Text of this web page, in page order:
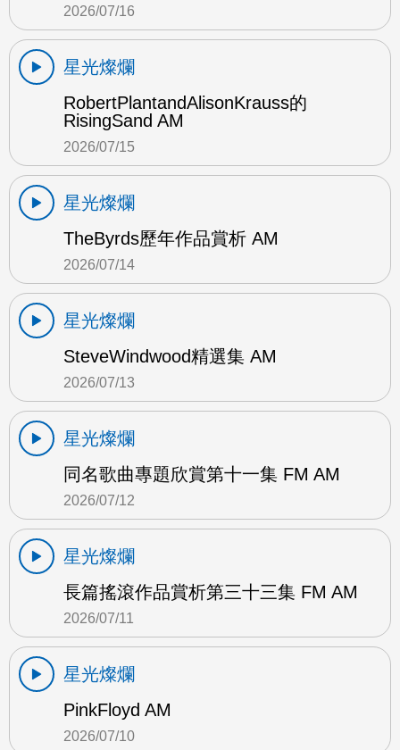
2026/07/16
星光燦爛
RobertPlantandAlisonKrauss的
RisingSand AM
2026/07/15
星光燦爛
TheByrds歷年作品賞析 AM
2026/07/14
星光燦爛
SteveWindwood精選集 AM
2026/07/13
星光燦爛
同名歌曲專題欣賞第十一集 FM AM
2026/07/12
星光燦爛
長篇搖滾作品賞析第三十三集 FM AM
2026/07/11
星光燦爛
PinkFloyd AM
2026/07/10